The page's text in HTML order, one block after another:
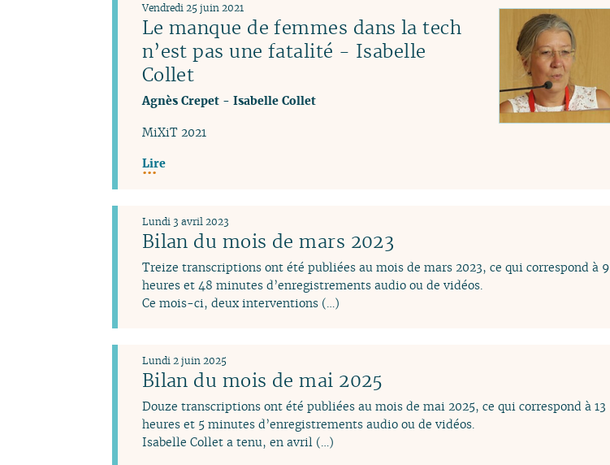
Le manque de femmes dans la tech
n’est pas une fatalité - Isabelle
Collet
Vendredi 25 juin 2021
Agnès Crepet- Isabelle Collet
MiXiT 2021
Lire
Bilan du mois de mars 2023
Lundi 3 avril 2023
Treize transcriptions ont été publiées au mois de mars 2023, ce qui correspond à 9
heures et 48 minutes d’enregistrements audio ou de vidéos.
Ce mois-ci, deux interventions (…)
Bilan du mois de mai 2025
Lundi 2 juin 2025
Douze transcriptions ont été publiées au mois de mai 2025, ce qui correspond à 13
heures et 5 minutes d’enregistrements audio ou de vidéos.
Isabelle Collet a tenu, en avril (…)